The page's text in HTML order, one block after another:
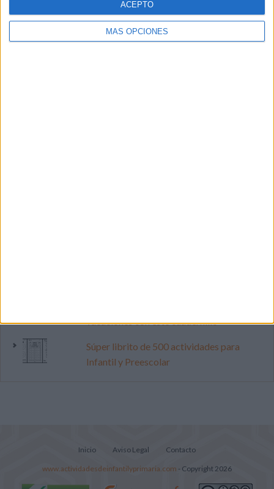
MÁS OPCIONES
ACEPTO
vacaciones con este cuadernillo
Súper librito de 500 actividades para
Infantil y Preescolar
Inicio Aviso Legal Contacto
www.actividadesdeinfantilyprimaria.com - Copyright 2026